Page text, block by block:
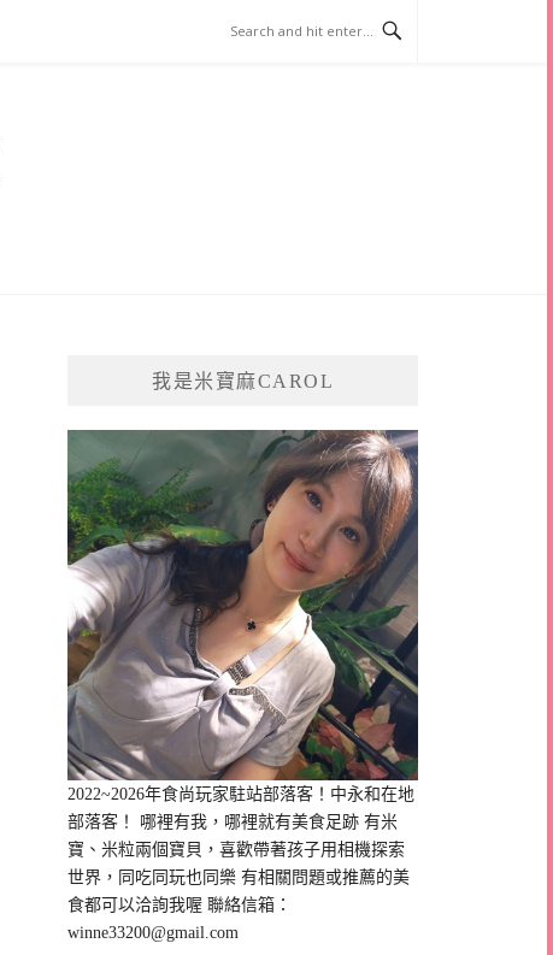
我是米寶麻CAROL
2022~2026年食尚玩家駐站部落客！中永和在地
部落客！ 哪裡有我，哪裡就有美食足跡 有米
寶、米粒兩個寶貝，喜歡帶著孩子用相機探索
世界，同吃同玩也同樂 有相關問題或推薦的美
食都可以洽詢我喔 聯絡信箱：
winne33200@gmail.com